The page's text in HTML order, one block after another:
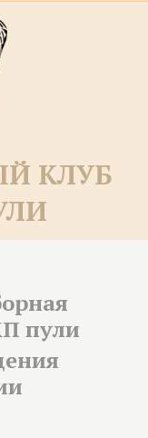
КЛУБ
пули